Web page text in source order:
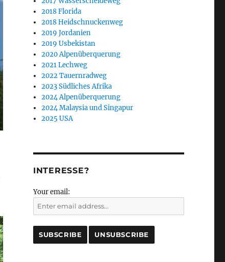
2018 Florida
2018 Heidschnuckenweg
2019 Jordanien
2019 Usbekistan
2020 Alpenüberquerung
2021 Lechweg
2022 Tauernradweg
2023 Südliches Afrika
2024 Alpenüberquerung
2024 Malaysia und Singapur
2025 USA
INTERESSE?
Your email: